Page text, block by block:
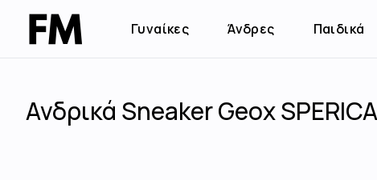
Γυναίκες Άνδρες Παιδικά
Ανδρικά Sneaker Geox